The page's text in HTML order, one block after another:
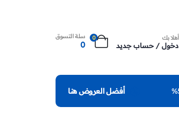
أهلا بك
دخول / حساب جديد
0 سلة التسوق
0
أفضل العروض هنا